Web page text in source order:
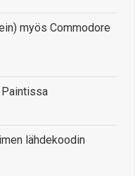
myös Commodore
lähdekoodin